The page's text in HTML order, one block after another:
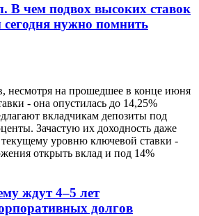
В чем подвох высоких ставок
нужно помнить
несмотря на прошедшее в конце июня
- она опустилась до 14,25%
вкладчикам депозиты под
Зачастую их доходность даже
уровню ключевой ставки -
открыть вклад и под 14%
ждут 4–5 лет
долгов